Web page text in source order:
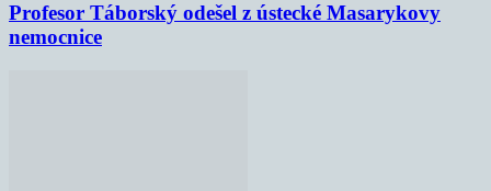
Profesor Táborský odešel z ústecké Masarykovy
nemocnice